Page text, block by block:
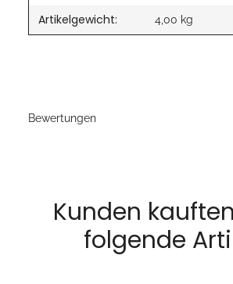
Artikelgewicht: 4,00 kg
Bewertungen
Kunden
folgende